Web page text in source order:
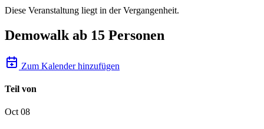
Diese Veranstaltung liegt in der Vergangenheit.
Demowalk ab 15 Personen
Zum Kalender hinzufügen
Teil von
Oct 08